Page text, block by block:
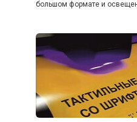
большом формате и